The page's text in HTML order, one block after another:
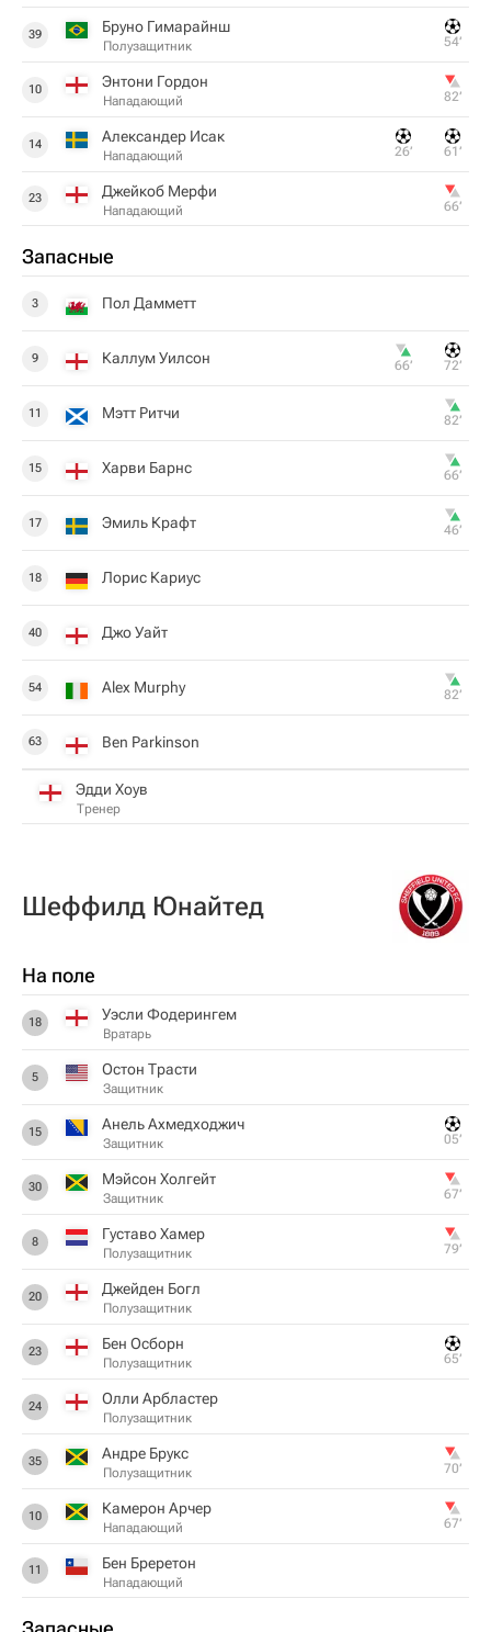
39 Бруно Гимарайнш
Полузащитник 54‎’‎
10 Энтони Гордон
Нападающий 82‎’‎
14 Александер Исак
Нападающий 26‎’‎ 61‎’‎
23 Джейкоб Мерфи
Нападающий 66‎’‎
Запасные
3 Пол Дамметт
9 Каллум Уилсон 66‎’‎ 72‎’‎
11 Мэтт Ритчи 82‎’‎
15 Харви Барнс 66‎’‎
17 Эмиль Крафт 46‎’‎
18 Лорис Кариус
40 Джо Уайт
54 Alex Murphy 82‎’‎
63 Ben Parkinson
Эдди Хоув
Тренер
Шеффилд Юнайтед
На поле
18 Уэсли Фодерингем
Вратарь
5 Остон Трасти
Защитник
15 Анель Ахмедходжич
Защитник 05‎’‎
30 Мэйсон Холгейт
Защитник 67‎’‎
8 Густаво Хамер
Полузащитник 79‎’‎
20 Джейден Богл
Полузащитник
23 Бен Осборн
Полузащитник 65‎’‎
24 Олли Арбластер
Полузащитник
35 Андре Брукс
Полузащитник 70‎’‎
10 Камерон Арчер
Нападающий 67‎’‎
11 Бен Бреретон
Нападающий